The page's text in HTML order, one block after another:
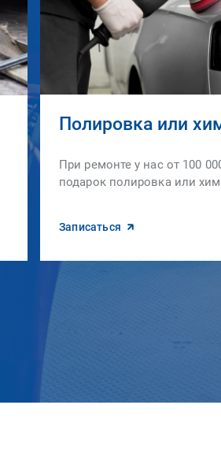
Полировка или
При ремонте у нас от 100
подарок полировка или
Записаться